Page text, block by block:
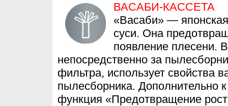
ВАСАБИ-КАССЕТА
«Васаби» —
суси. Она
появление плесени.
непосредственно за
фильтра, использует свойства
пылесборника. Дополнительно
функция «Предотвращение